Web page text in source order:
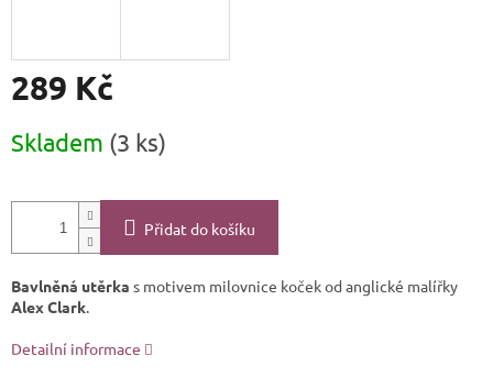
289 Kč
cena:
Skladem (3 ks)
Přidat do košíku
Bavlněná utěrka s motivem milovnice koček od anglické malířky
Alex Clark.
Detailní informace